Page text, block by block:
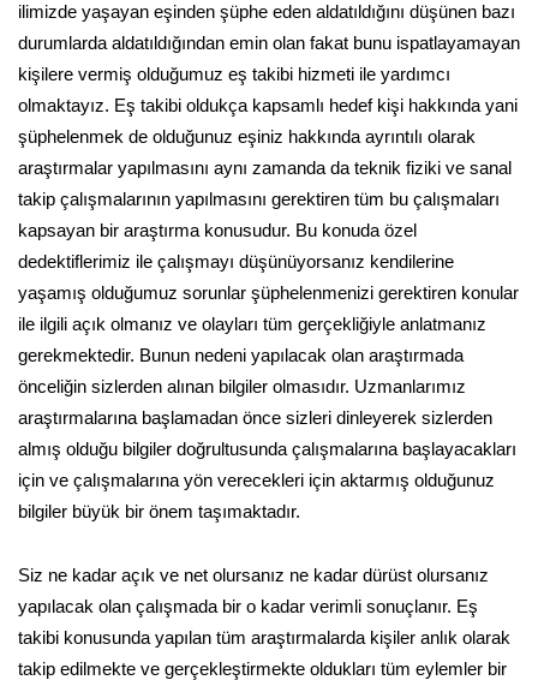
ilimizde yaşayan eşinden şüphe eden aldatıldığını düşünen bazı
durumlarda aldatıldığından emin olan fakat bunu ispatlayamayan
kişilere vermiş olduğumuz eş takibi hizmeti ile yardımcı
olmaktayız. Eş takibi oldukça kapsamlı hedef kişi hakkında yani
şüphelenmek de olduğunuz eşiniz hakkında ayrıntılı olarak
araştırmalar yapılmasını aynı zamanda da teknik fiziki ve sanal
takip çalışmalarının yapılmasını gerektiren tüm bu çalışmaları
kapsayan bir araştırma konusudur. Bu konuda özel
dedektiflerimiz ile çalışmayı düşünüyorsanız kendilerine
yaşamış olduğumuz sorunlar şüphelenmenizi gerektiren konular
ile ilgili açık olmanız ve olayları tüm gerçekliğiyle anlatmanız
gerekmektedir. Bunun nedeni yapılacak olan araştırmada
önceliğin sizlerden alınan bilgiler olmasıdır. Uzmanlarımız
araştırmalarına başlamadan önce sizleri dinleyerek sizlerden
almış olduğu bilgiler doğrultusunda çalışmalarına başlayacakları
için ve çalışmalarına yön verecekleri için aktarmış olduğunuz
bilgiler büyük bir önem taşımaktadır.
Siz ne kadar açık ve net olursanız ne kadar dürüst olursanız
yapılacak olan çalışmada bir o kadar verimli sonuçlanır. Eş
takibi konusunda yapılan tüm araştırmalarda kişiler anlık olarak
takip edilmekte ve gerçekleştirmekte oldukları tüm eylemler bir